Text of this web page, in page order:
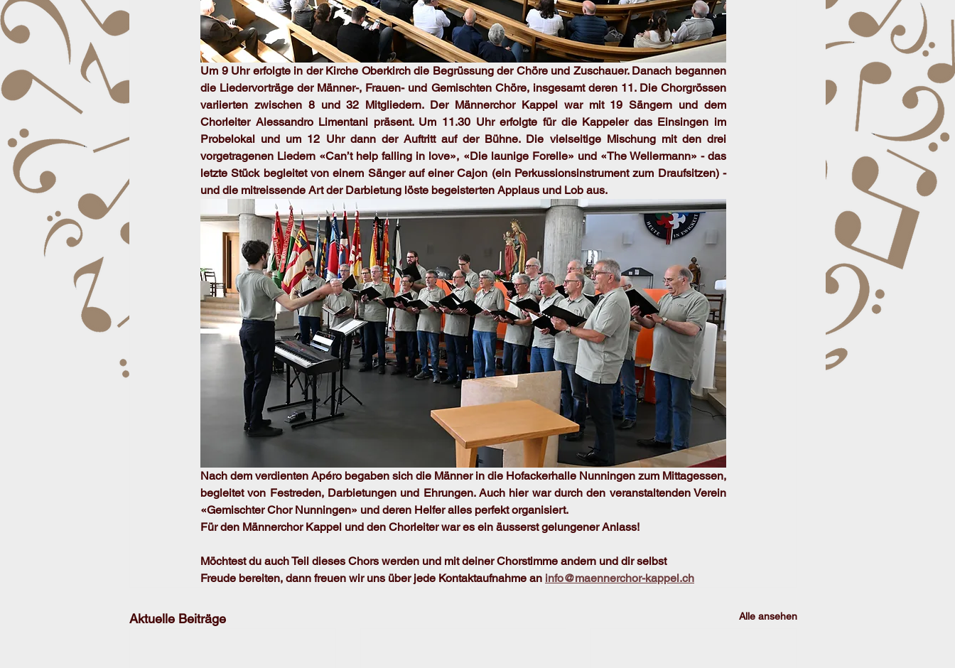
Um 9 Uhr erfolgte in der Kirche Oberkirch die Begrüssung der Chöre und Zuschauer. Danach begannen
die Liedervorträge der Männer-, Frauen- und Gemischten Chöre, insgesamt deren 11. Die Chorgrössen
variierten zwischen 8 und 32 Mitgliedern. Der Männerchor Kappel war mit 19 Sängern und dem
Chorleiter Alessandro Limentani präsent. Um 11.30 Uhr erfolgte für die Kappeler das Einsingen im
Probelokal und um 12 Uhr dann der Auftritt auf der Bühne. Die vielseitige Mischung mit den drei
vorgetragenen Liedern «Can’t help falling in love», «Die launige Forelle» und «The Wellermann» - das
letzte Stück begleitet von einem Sänger auf einer Cajon (ein Perkussionsinstrument zum Draufsitzen) -
und die mitreissende Art der Darbietung löste begeisterten Applaus und Lob aus.
Nach dem verdienten Apéro begaben sich die Männer in die Hofackerhalle Nunningen zum Mittagessen,
begleitet von Festreden, Darbietungen und Ehrungen. Auch hier war durch den veranstaltenden Verein
«Gemischter Chor Nunningen» und deren Helfer alles perfekt organisiert.
Für den Männerchor Kappel und den Chorleiter war es ein äusserst gelungener Anlass!
Möchtest du auch Teil dieses Chors werden und mit deiner Chorstimme andern und dir selbst
Freude bereiten, dann freuen wir uns über jede Kontaktaufnahme an info@maennerchor-kappel.ch
Aktuelle Beiträge Alle ansehen